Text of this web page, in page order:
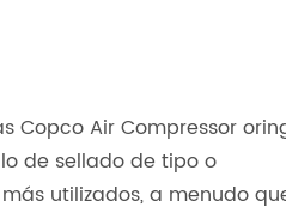
Copco Air Compressor
de sellado de tipo o
más utilizados, a menudo